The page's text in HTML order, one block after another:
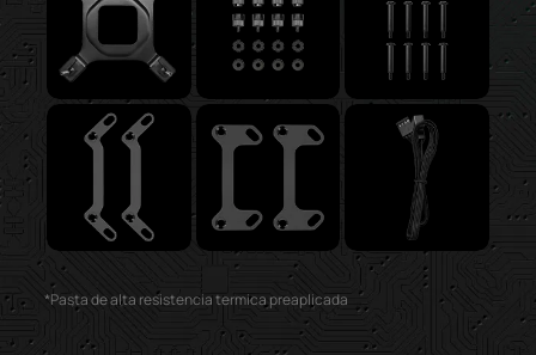
*Pasta de alta resistencia termica preaplicada